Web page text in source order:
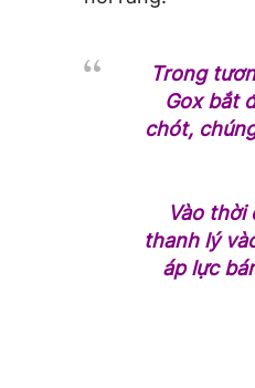
Trong
Gox bắt
chót,
Vào thời
thanh lý
áp lực